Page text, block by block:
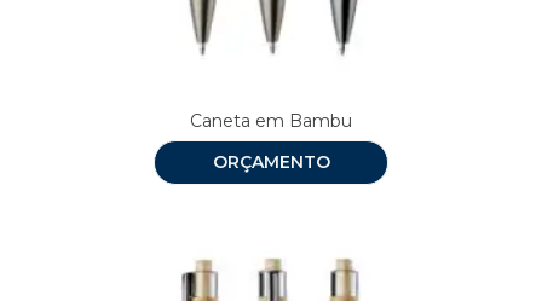
Caneta em Bambu
ORÇAMENTO